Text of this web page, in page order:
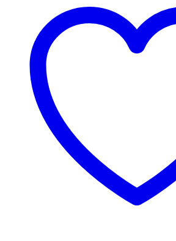
dành
cho
nam
lượng